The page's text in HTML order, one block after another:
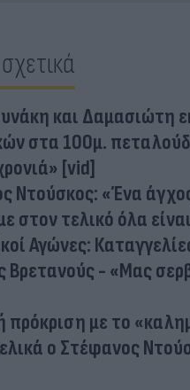
και Δαμασιώτη
στα 100μ.
[vid]
Ντούσκος: «Ένα
στον τελικό όλα
Αγώνες:
Βρετανούς - «Μας
πρόκριση με το
ο Στέφανος